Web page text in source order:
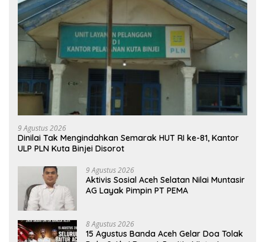
9 Agustus 2026
Dinilai Tak Mengindahkan Semarak HUT RI ke-81, Kantor
ULP PLN Kuta Binjei Disorot
9 Agustus 2026
Aktivis Sosial Aceh Selatan Nilai Muntasir
AG Layak Pimpin PT PEMA
8 Agustus 2026
15 Agustus Banda Aceh Gelar Doa Tolak